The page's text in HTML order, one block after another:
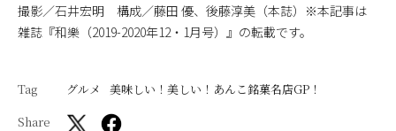
撮影／石井宏明 構成／藤田 優、後藤淳美（本誌）※本記事は
雑誌『和樂（2019-2020年12・1月号）』の転載です。
Tag グルメ
美味しい！美しい！あんこ銘菓名店GP！
Share